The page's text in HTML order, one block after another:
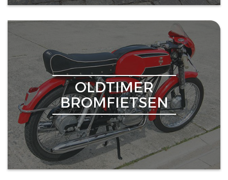
OLDTIMER
BROMFIETSEN